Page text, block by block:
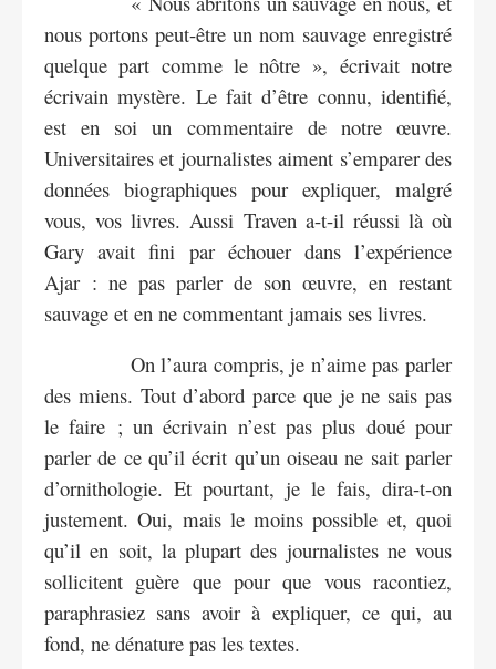
nous portons peut-être un nom sauvage enregistré
quelque part comme le nôtre », écrivait notre
écrivain mystère. Le fait d’être connu, identifié,
est en soi un commentaire de notre œuvre.
Universitaires et journalistes aiment s’emparer des
données biographiques pour expliquer, malgré
vous, vos livres. Aussi Traven a-t-il réussi là où
Gary avait fini par échouer dans l’expérience
Ajar : ne pas parler de son œuvre, en restant
sauvage et en ne commentant jamais ses livres.
On l’aura compris, je n’aime pas parler
des miens. Tout d’abord parce que je ne sais pas
le faire ; un écrivain n’est pas plus doué pour
parler de ce qu’il écrit qu’un oiseau ne sait parler
d’ornithologie. Et pourtant, je le fais, dira-t-on
justement. Oui, mais le moins possible et, quoi
qu’il en soit, la plupart des journalistes ne vous
sollicitent guère que pour que vous racontiez,
paraphrasiez sans avoir à expliquer, ce qui, au
fond, ne dénature pas les textes.